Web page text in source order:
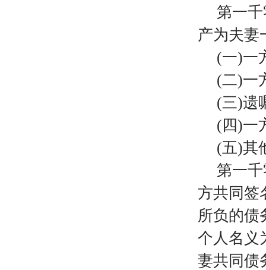
第一
产为夫妻
(一)一
(二)一
(三)遗
(四)一
(五)其
第一
方共同签
所负的债
个人名义
妻共同债